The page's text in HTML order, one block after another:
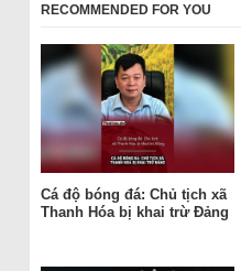
RECOMMENDED FOR YOU
Cá độ bóng đá: Chủ tịch xã
Thanh Hóa bị khai trừ Đảng